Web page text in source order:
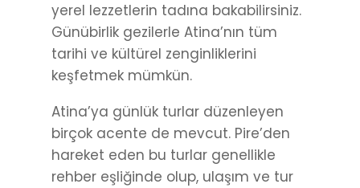
yerel lezzetlerin tadına bakabilirsiniz.
Günübirlik gezilerle Atina’nın tüm
tarihi ve kültürel zenginliklerini
keşfetmek mümkün.
Atina’ya günlük turlar düzenleyen
birçok acente de mevcut. Pire’den
hareket eden bu turlar genellikle
rehber eşliğinde olup, ulaşım ve tur